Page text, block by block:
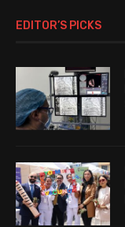
EDITOR’S PICKS